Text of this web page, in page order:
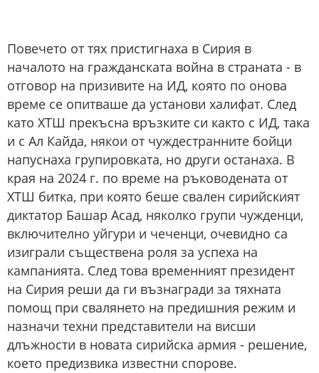
Повечето от тях пристигнаха в Сирия в
началото на гражданската война в страната - в
отговор на призивите на ИД, която по онова
време се опитваше да установи халифат. След
като ХТШ прекъсна връзките си както с ИД, така
и с Ал Кайда, някои от чуждестранните бойци
напуснаха групировката, но други останаха. В
края на 2024 г. по време на ръководената от
ХТШ битка, при която беше свален сирийският
диктатор Башар Асад, няколко групи чужденци,
включително уйгури и чеченци, очевидно са
изиграли съществена роля за успеха на
кампанията. След това временният президент
на Сирия реши да ги възнагради за тяхната
помощ при свалянето на предишния режим и
назначи техни представители на висши
длъжности в новата сирийска армия - решение,
което предизвика известни спорове.